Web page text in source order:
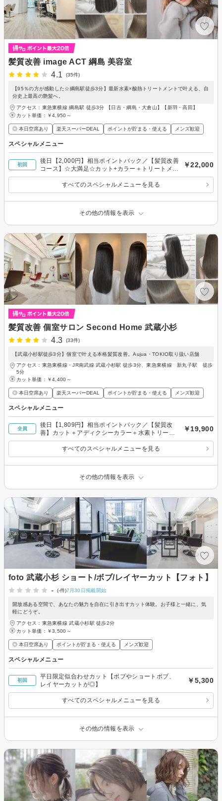
髪質改善 image ACT 綱島 美容室
4.1
(35件)
【95％の方が感動した☆綱島駅徒歩3分】最新水素×酸熱トリートメントで叶える、自
分史上最高の艶髪へ。
アクセス：東急東横線 綱島駅 徒歩3分 【日吉・綱島・大倉山】【新羽・高田】
カット単価： ￥4,950～
◎ 本日空席あり 楽天スーパーDEAL ポイントが貯まる・使える メンズ歓迎
スペシャルメニュー
初回
後日【2,000円】相当ポイントバック／【髪質改善
コース】☆大満足☆カット+カラー＋トリートメン
ト ￥22000
￥22,000
すべてのスペシャルメニューを見る
その他の情報を表示
髪質改善 個室サロン Second Home 武蔵小杉
4.3
(33件)
【武蔵小杉駅徒歩3分】個室で叶える本格髪質改善。Aujua・TOKIO取り扱い店舗
アクセス：東急東横線・JR南武線 武蔵小杉駅 徒歩3分、東急東横線 新丸子駅 徒歩
5分
カット単価： ￥4,400～
◎ 本日空席あり 楽天スーパーDEAL ポイントが貯まる・使える メンズ歓迎
スペシャルメニュー
全員
後日【1,809円】相当ポイントバック／【髪質改
善】カット＋アディクシーカラー＋水素トリート
メント
￥19,900
すべてのスペシャルメニューを見る
その他の情報を表示
foto 武蔵小杉 ショート/ボブ/レイヤーカット【フォト】
-
(-件)7月30日掲載開始
開放感ある空間で、あなたの魅力を自在に引き出すカット体験。お子様と一緒に、気
軽にどうぞ。
アクセス：東急東横線 武蔵小杉駅 徒歩2分
カット単価： ￥3,500～
◎ 本日空席あり ポイントが貯まる・使える メンズ歓迎
スペシャルメニュー
初回
平日限定似合わせカット【ボブやショートボブ、
レイヤーカットが◎】
￥5,300
すべてのスペシャルメニューを見る
その他の情報を表示